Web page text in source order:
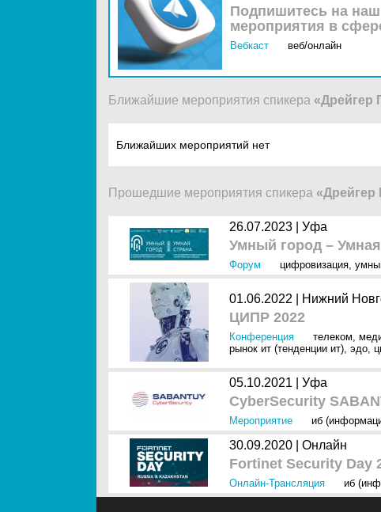
Подпишитесь на
мероприятия в
Вебкаст
веб/онлайн
Ближайшие мероприятия спикера «Дрейгер
Ближайших мероприятий нет
Прошедшие мероприятия спикера «Дрейгер
26.07.2023 | Уфа
Умный город –
Форум цифровизация,
01.06.2022 | Нижний
ЦИПР 2022
Конференция телеком,
рынок ит (тенденции ит), эдо,
05.10.2021 | Уфа
CyberSecurity
Мероприятие иб
30.09.2020 | Онлайн
Fortinet Security Day
Онлайн-Трансляция иб